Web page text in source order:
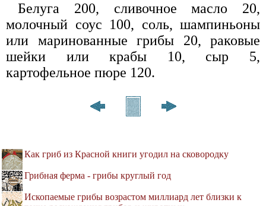
Белуга 200, сливочное масло 20,
молочный соус 100, соль, шампиньоны
или маринованные грибы 20, раковые
шейки или крабы 10, сыр 5,
картофельное пюре 120.
Как гриб из Красной книги угодил на сковородку
Грибная ферма - грибы круглый год
Ископаемые грибы возрастом миллиард лет близки к